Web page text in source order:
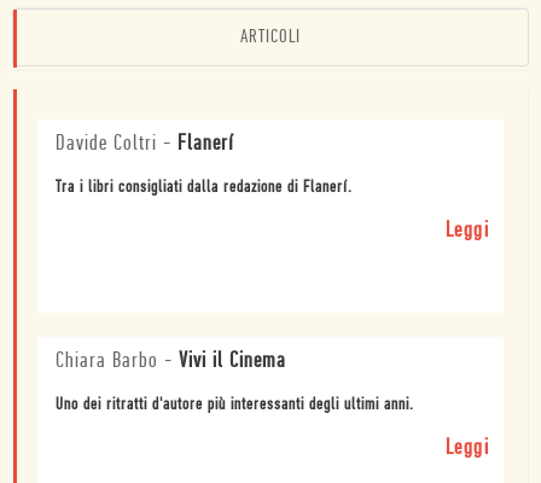
ARTICOLI
Davide Coltri - Flanerí
Tra i libri consigliati dalla redazione di Flanerí.
Leggi
Chiara Barbo - Vivi il Cinema
Uno dei ritratti d'autore più interessanti degli ultimi anni.
Leggi